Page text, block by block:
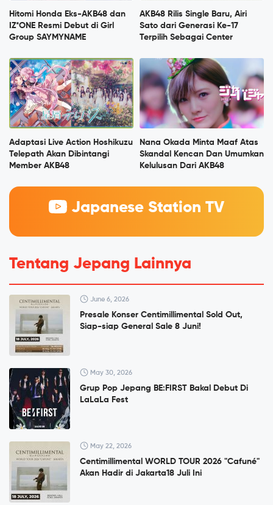
Hitomi Honda Eks-AKB48 dan
IZ*ONE Resmi Debut di Girl
Group SAYMYNAME
AKB48 Rilis Single Baru, Airi
Sato dari Generasi Ke-17
Terpilih Sebagai Center
Adaptasi Live Action Hoshikuzu
Telepath Akan Dibintangi
Member AKB48
Nana Okada Minta Maaf Atas
Skandal Kencan Dan Umumkan
Kelulusan Dari AKB48
Japanese Station TV
Tentang Jepang Lainnya
June 6, 2026
Presale Konser Centimillimental Sold Out,
Siap-siap General Sale 8 Juni!
May 30, 2026
Grup Pop Jepang BE:FIRST Bakal Debut Di
LaLaLa Fest
May 22, 2026
Centimillimental WORLD TOUR 2026 "Cafuné"
Akan Hadir di Jakarta18 Juli Ini